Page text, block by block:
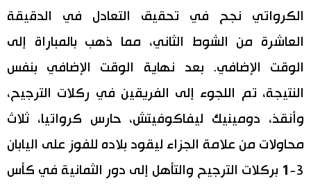
ثقافة
لايف ستايل
طوكيو
إعلان
الكرواتي نجح في تحقيق التعادل في الدقيقة
العاشرة من الشوط الثاني، مما ذهب بالمباراة إلى
الوقت الإضافي. بعد نهاية الوقت الإضافي بنفس
النتيجة، تم اللجوء إلى الفريقين في ركلات الترجيح،
وأنقذ، دومينيك ليفاكوفيتش، حارس كرواتيا، ثلاث
محاولات من علامة الجزاء ليقود بلاده للفوز على اليابان
3-1 بركلات الترجيح والتأهل إلى دور الثمانية في كأس